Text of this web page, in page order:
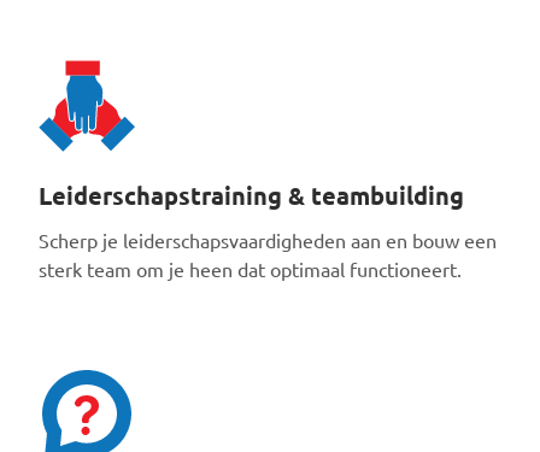
Leiderschapstraining & teambuilding
Scherp je leiderschapsvaardigheden aan en bouw een
sterk team om je heen dat optimaal functioneert.